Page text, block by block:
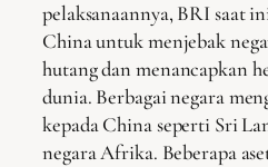
pelaksanaannya, BRI saat
China untuk menjebak
hutang dan menancapkan
dunia. Berbagai negara
kepada China seperti Sri
negara Afrika. Beberapa